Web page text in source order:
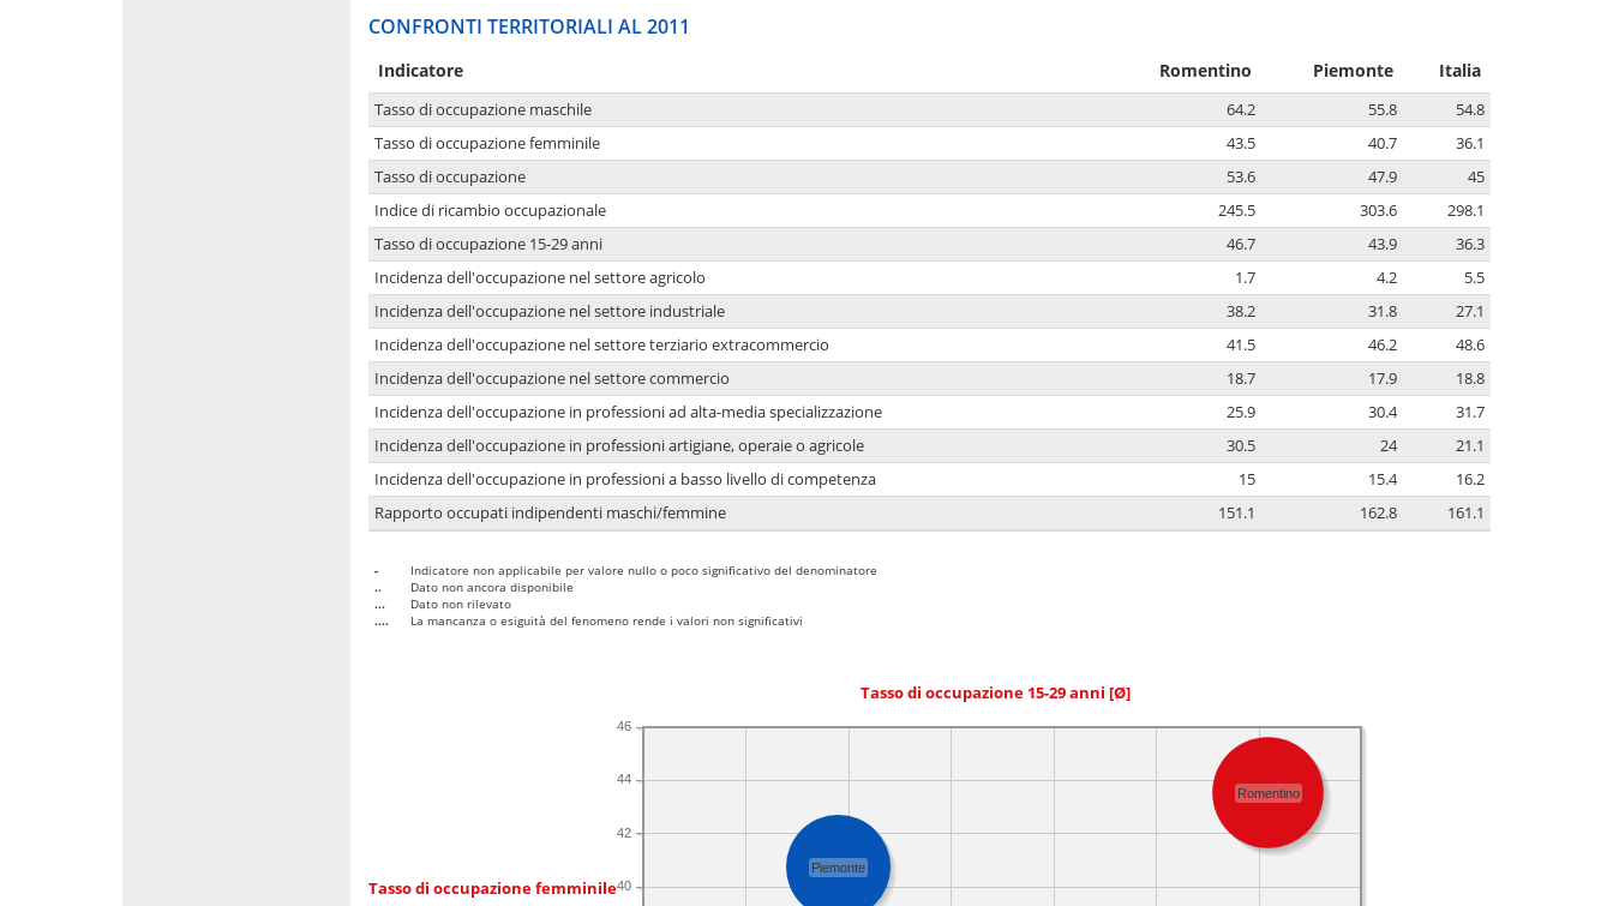
CONFRONTI TERRITORIALI AL 2011
Indicatore Romentino Piemonte Italia
Tasso di occupazione maschile 64.2 55.8
54.8
Tasso di occupazione femminile
43.5 40.7
36.1
Tasso di occupazione
53.6 47.9
45
Indice di ricambio occupazionale
245.5 303.6
298.1
Tasso di occupazione 15-29 anni
46.7 43.9
36.3
Incidenza dell'occupazione nel settore agricolo
1.7 4.2
5.5
Incidenza dell'occupazione nel settore industriale
38.2 31.8
27.1
Incidenza dell'occupazione nel settore terziario extracommercio
41.5 46.2
48.6
Incidenza dell'occupazione nel settore commercio
18.7 17.9
18.8
Incidenza dell'occupazione in professioni ad alta-media specializzazione
25.9 30.4
31.7
Incidenza dell'occupazione in professioni artigiane, operaie o agricole
30.5 24
21.1
Incidenza dell'occupazione in professioni a basso livello di competenza
15 15.4
16.2
Rapporto occupati indipendenti maschi/femmine
151.1 162.8 161.1
-
Indicatore non applicabile per valore nullo o poco significativo del denominatore
..
Dato non ancora disponibile
...
Dato non rilevato
....
La mancanza o esiguità del fenomeno rende i valori non significativi
Tasso di occupazione 15-29 anni [Ø]
Tasso di occupazione femminile40
42
44
46
Romentino
Piemonte